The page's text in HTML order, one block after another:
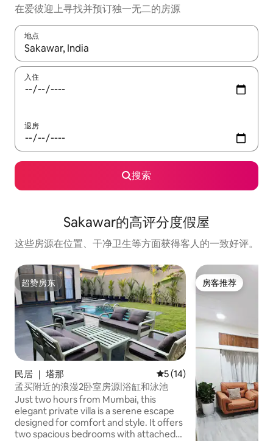
在爱彼迎上寻找并预订独一无二的房源
地点
如有搜索结果，请使用上下方向键查看，或通过点击或滑动手势
入住
退房
搜索
Sakawar的高评分度假屋
这些房源在位置、干净卫生等方面获得客人的一致好评。
超赞房东
超赞房东
民居 ｜ 塔那 平均评分 5 分（满分 5 分）
5 (14)
孟买附近的浪漫2卧室房源|浴缸和泳池
Just two hours from Mumbai, this
elegant private villa is a serene escape
designed for comfort and style. It offers
two spacious bedrooms with attached
房客推荐
房客推荐